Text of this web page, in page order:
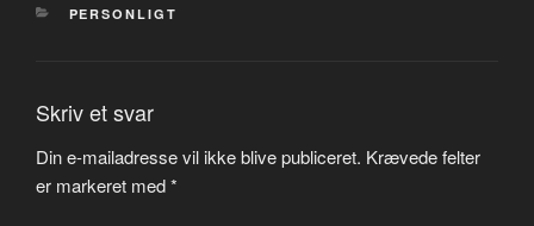
KATEGORIER
PERSONLIGT
Skriv et svar
Din e-mailadresse vil ikke blive publiceret. Krævede felter
er markeret med*